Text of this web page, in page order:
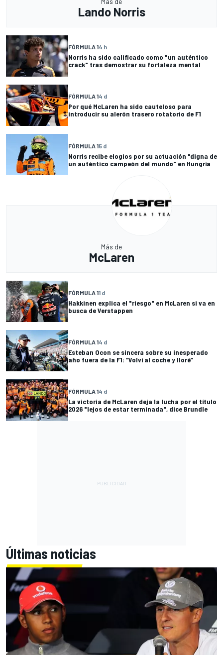
Lando Norris
FÓRMULA 14 h
Norris ha sido calificado como "un auténtico
crack" tras demostrar su fortaleza mental
FÓRMULA 14 d
Por qué McLaren ha sido cauteloso para
introducir su alerón trasero rotatorio de F1
FÓRMULA 15 d
Norris recibe elogios por su actuación "digna de
un auténtico campeón del mundo" en Hungría
Más de
McLaren
FÓRMULA 11 d
Hakkinen explica el "riesgo" en McLaren si va en
busca de Verstappen
FÓRMULA 14 d
Esteban Ocon se sincera sobre su inesperado
año fuera de la F1: “Volví al coche y lloré”
FÓRMULA 14 d
La victoria de McLaren deja la lucha por el título
2026 "lejos de estar terminada", dice Brundle
Últimas noticias